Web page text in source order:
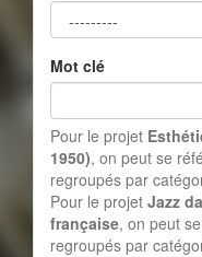
Mot clé
Pour le projet
1950), on peut se
regroupés par
Pour le projet Jazz
française, on peut
regroupés par